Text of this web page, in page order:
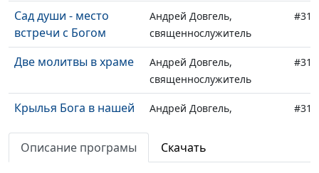
Сад души - место
встречи с Богом
Андрей Довгель,
священнослужитель
#314
Две молитвы в храме
Андрей Довгель,
священнослужитель
#313
Крылья Бога в нашей
Андрей Довгель,
#312
Под влиянием Духа
Андрей Довгель,
Описание програмы Скачать